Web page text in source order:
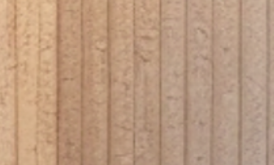
Waarom kiezen voor MUOZO Panels?